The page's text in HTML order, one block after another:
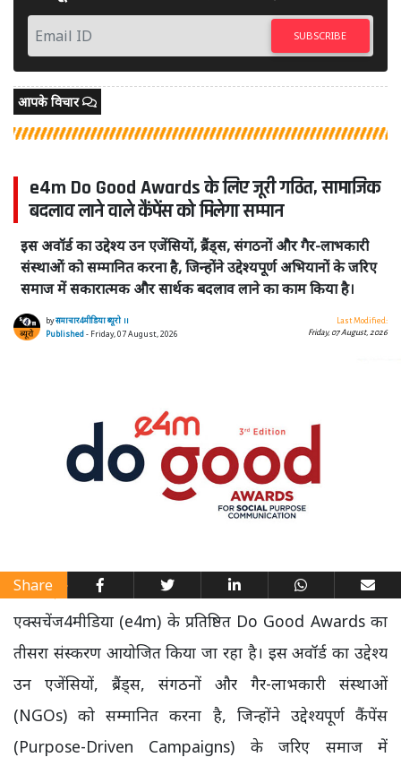
SUBSCRIBE
आपके विचार
e4m Do Good Awards के लिए जूरी गठित, सामाजिक
बदलाव लाने वाले कैंपेंस को मिलेगा सम्मान
इस अवॉर्ड का उद्देश्य उन एजेंसियों, ब्रैंड्स, संगठनों और गैर-लाभकारी
संस्थाओं को सम्मानित करना है, जिन्होंने उद्देश्यपूर्ण अभियानों के जरिए
समाज में सकारात्मक और सार्थक बदलाव लाने का काम किया है।
byसमाचार4मीडिया ब्यूरो ।।
Published - Friday, 07 August, 2026
Last Modified:
Friday, 07 August, 2026
Share
एक्सचेंज4मीडिया (e4m) के प्रतिष्ठित Do Good Awards का
तीसरा संस्करण आयोजित किया जा रहा है। इस अवॉर्ड का उद्देश्य
उन एजेंसियों, ब्रैंड्स, संगठनों और गैर-लाभकारी संस्थाओं
(NGOs) को सम्मानित करना है, जिन्होंने उद्देश्यपूर्ण कैंपेंस
(Purpose-Driven Campaigns) के जरिए समाज में